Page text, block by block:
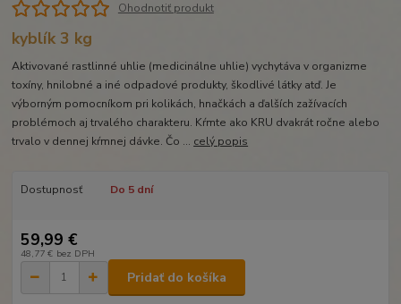
Ohodnotiť produkt
kyblík 3 kg
Aktivované rastlinné uhlie (medicinálne uhlie) vychytáva v organizme
toxíny, hnilobné a iné odpadové produkty, škodlivé látky atď. Je
výborným pomocníkom pri kolikách, hnačkách a ďalších zažívacích
problémoch aj trvalého charakteru. Kŕmte ako KRU dvakrát ročne alebo
trvalo v dennej kŕmnej dávke. Čo ... celý popis
Dostupnosť Do 5 dní
59,99 €
48,77 € bez DPH
Pridať do košíka